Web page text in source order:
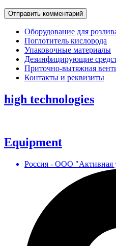
Оборудование для
Поглотитель кислорода
Упаковочные материалы
Дезинфицирующие
Приточно-вытяжная
Контакты и реквизиты
high technologies
Equipment
Россия - ООО "Активная